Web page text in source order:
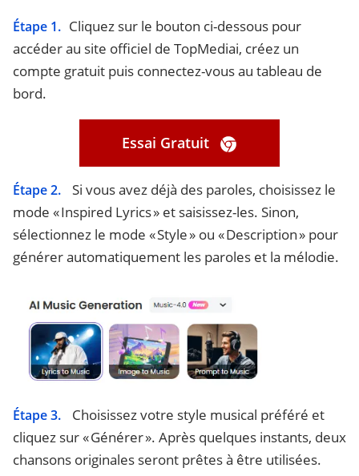
Étape 1. Cliquez sur le bouton ci-dessous pour
accéder au site officiel de TopMediai, créez un
compte gratuit puis connectez-vous au tableau de
bord.
Essai Gratuit
Étape 2.
Si vous avez déjà des paroles, choisissez le
mode « Inspired Lyrics » et saisissez-les. Sinon,
sélectionnez le mode « Style » ou « Description » pour
générer automatiquement les paroles et la mélodie.
Étape 3.
Choisissez votre style musical préféré et
cliquez sur « Générer ». Après quelques instants, deux
chansons originales seront prêtes à être utilisées.